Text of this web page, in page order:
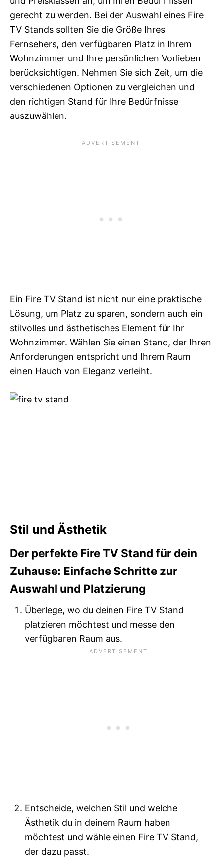
gerecht zu werden. Bei der Auswahl eines Fire
TV Stands sollten Sie die Größe Ihres
Fernsehers, den verfügbaren Platz in Ihrem
Wohnzimmer und Ihre persönlichen Vorlieben
berücksichtigen. Nehmen Sie sich Zeit, um die
verschiedenen Optionen zu vergleichen und
den richtigen Stand für Ihre Bedürfnisse
auszuwählen.
Ein Fire TV Stand ist nicht nur eine praktische
Lösung, um Platz zu sparen, sondern auch ein
stilvolles und ästhetisches Element für Ihr
Wohnzimmer. Wählen Sie einen Stand, der Ihren
Anforderungen entspricht und Ihrem Raum
einen Hauch von Eleganz verleiht.
Stil und Ästhetik
Der perfekte Fire TV Stand für dein
Zuhause: Einfache Schritte zur
Auswahl und Platzierung
Überlege, wo du deinen Fire TV Stand
platzieren möchtest und messe den
verfügbaren Raum aus.
Entscheide, welchen Stil und welche
Ästhetik du in deinem Raum haben
möchtest und wähle einen Fire TV Stand,
der dazu passt.